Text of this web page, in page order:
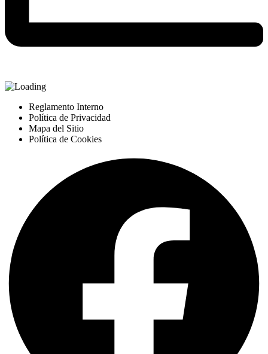
Reglamento Interno
Política de Privacidad
Mapa del Sitio
Política de Cookies